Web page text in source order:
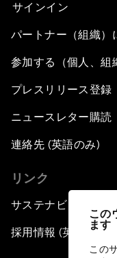
この
ます
この
サインイン
パートナー（組織）
参加する（個人、組
プレスリリース登録
ニュースレター購読
連絡先 (英語のみ)
リンク
サステナビリティへ
採用情報 (英語のみ)